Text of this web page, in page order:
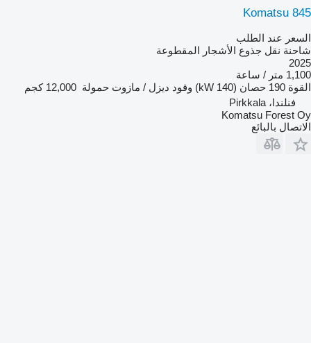
Komatsu 845
السعر عند الطلب
شاحنة نقل جذوع الأشجار المقطوعة
2025
1,100 متر / ساعة
القوة 190 حصان (140 kW) وقود ديزل / مازوت حمولة 12,000 كجم
فنلندا، Pirkkala
Komatsu Forest Oy
الاتصال بالبائع